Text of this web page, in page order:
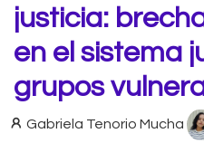
justicia:
en el sistema
grupos
Gabriela Tenorio Mucha